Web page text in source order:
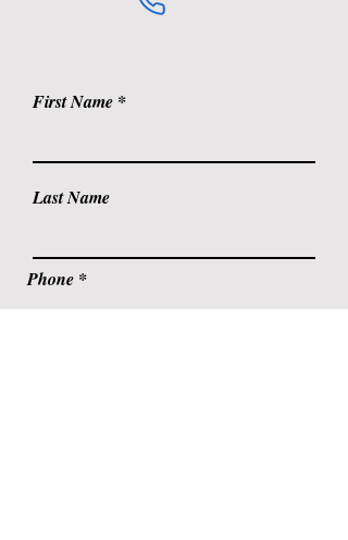
First Name
Last Name
Phone